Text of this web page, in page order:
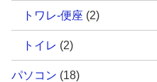
トワレ-便座 (2)
トイレ (2)
パソコン (18)